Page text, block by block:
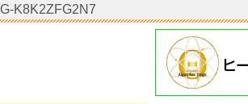
G-K8K2ZFG2N7